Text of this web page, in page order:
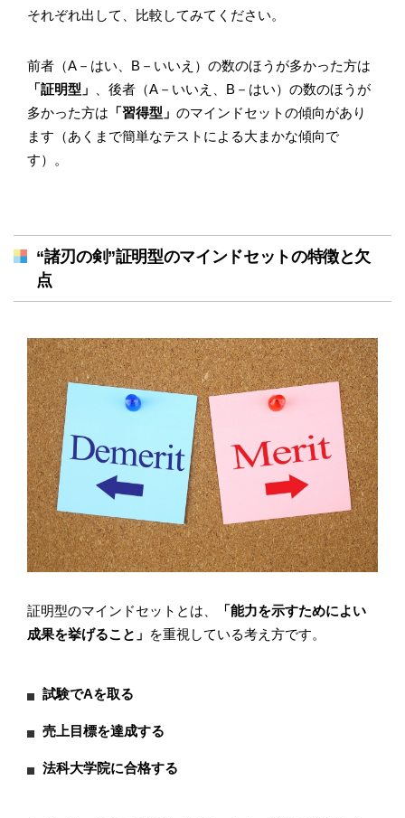
それぞれ出して、比較してみてください。
前者（A－はい、B－いいえ）の数のほうが多かった方は
「証明型」
、後者（A－いいえ、B－はい）の数のほうが
多かった方は 「習得型」 のマインドセットの傾向があり
ます（あくまで簡単なテストによる大まかな傾向で
す）。
“諸刃の剣”証明型のマインドセットの特徴と欠
点
証明型のマインドセットとは、
「能力を示すためによい
成果を挙げること」 を重視している考え方です。
試験でAを取る
売上目標を達成する
法科大学院に合格する